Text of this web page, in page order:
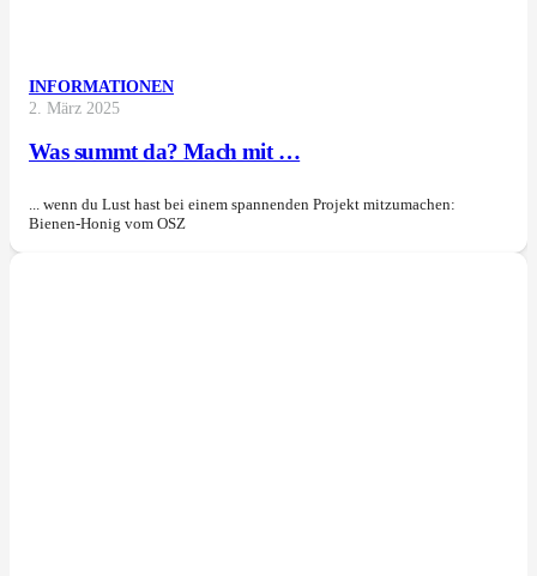
INFORMATIONEN
2. März 2025
Was summt da? Mach mit …
... wenn du Lust hast bei einem spannenden Projekt mitzumachen:
Bienen-Honig vom OSZ